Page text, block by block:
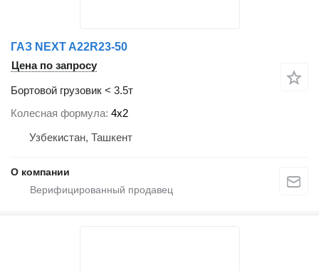
ГАЗ NEXT A22R23-50
Цена по запросу
Бортовой грузовик < 3.5т
Колесная формула 4x2
Узбекистан, Ташкент
О компании